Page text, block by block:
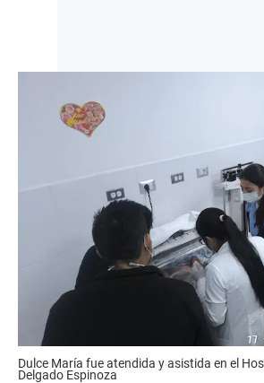
Dulce María fue atendida y asistida en el
Delgado Espinoza